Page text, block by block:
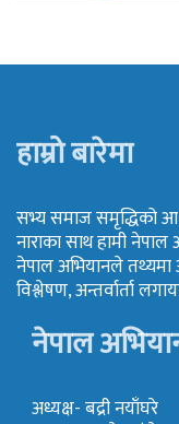
हाम्रो बारेमा
सभ्य समाज समृद्धिको
नाराका साथ हामी
नेपाल अभियानले तथ्यमा
विश्लेषण, अन्तर्वार्ता
नेपाल
अध्यक्ष- बद्री नयाँघरे